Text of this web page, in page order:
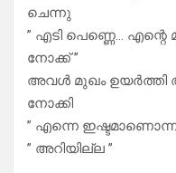
ചെന്നു
” എടി പെണ്ണെ…
നോക്ക് ”
അവൾ മുഖം ഉയർത്തി
നോക്കി
” എന്നെ
” അറിയില്ല ”